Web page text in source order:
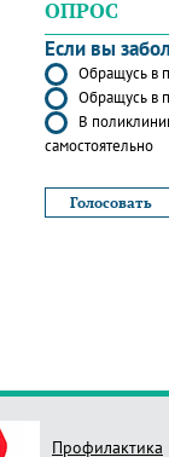
ОПРОС
Если вы
Обращусь в
Обращусь в
В
самостоятельно
Профилактика